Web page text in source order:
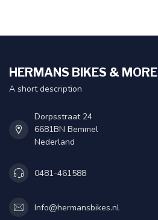
HERMANS BIKES & MORE
A short description
Dorpsstraat 24
6681BN Bemmel
Nederland
0481-461588
Info@hermansbikes.nl